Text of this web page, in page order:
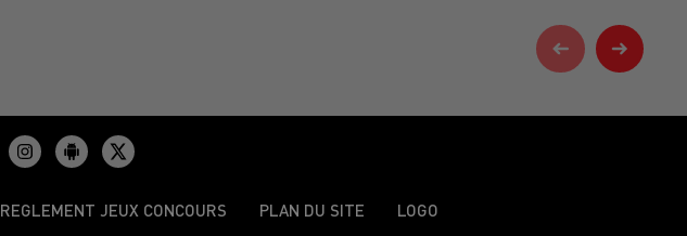
REGLEMENT JEUX CONCOURS PLAN DU SITE LOGO